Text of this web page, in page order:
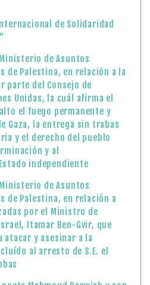
de Solidaridad
de Asuntos
de Palestina, en relación a la
parte del Consejo de
Unidas, la cuál afirma el
el fuego permanente y
Gaza, la entrega sin trabas
y el derecho del pueblo
y al
independiente
de Asuntos
de Palestina, en relación a
por el Ministro de
Itamar Ben-Gvir, que
y asesinar a la
al arresto de S.E. el